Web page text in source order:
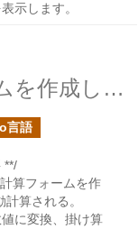
示します。
Go言語とQtで計算フォームを作成してみる
言語
**/
算フォームを作
算される。
に変換、掛け算